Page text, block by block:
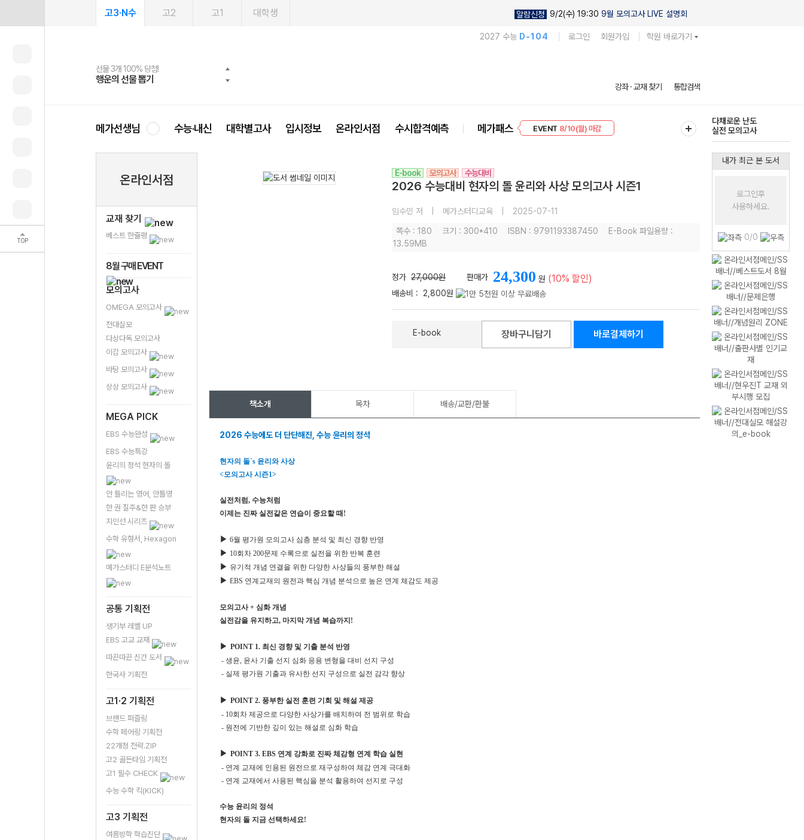
TOP
고3·N수 고2 고1 대학생 알람신청 9/2(수) 19:30 9월 모의고사 LIVE 설명회
2027 수능 D-104 로그인 회원가입 학원 바로가기
선물 3개 100% 당첨!
행운의 선물 뽑기
선물 100% 증정!
메가스터디 X 올리브
여름방학 스터디 캐시백
메가런 썸머스쿨
2027 러셀 단과
강사 공개선발
스마트러닝앱
설문 EVENT
메가패스
3일 무료 체험권
메가패스 수강생 무료혜택!
메가클럽 멤버십
사회공헌 캠페인
희망이룸 메가나눔
강좌 · 교재 찾기 통합검색
메가선생님 수능·내신 대학별고사 입시정보 온라인서점 수시합격예측 메가패스
EVENT 8/10(월) 마감
다채로운 난도
실전 모의고사
온라인서점
교재 찾기
베스트 한줄평
8월 구매 EVENT
모의고사
OMEGA 모의고사
전대실모
다상다독 모의고사
이감 모의고사
바탕 모의고사
상상 모의고사
MEGA PICK
EBS 수능완성
EBS 수능특강
윤리의 정석 현자의 돌
안 틀리는 영어, 안틀영
한 권 질주&한 판 승부
지인선 시리즈
수학 유형서, Hexagon
메가스터디 E분석노트
공통 기획전
생기부 레벨 UP
EBS 고교 교재
따끈따끈 신간 도서
한국사 기획전
고1·2 기획전
브랜드 퍼즐링
수학 페어링 기획전
22개정 전략.ZIP
고2 골든타임 기획전
고1 필수 CHECK
수능 수학 킥(KICK)
고3 기획전
여름방학 학습진단
E-book 모의고사 수능대비
2026 수능대비 현자의 돌 윤리와 사상 모의고사 시즌1
임수민 저 메가스터디교육 2025-07-11
쪽수 : 180 크기 : 300*410 ISBN : 9791193387450
E-Book 파일용량 :
13.59MB
정가 27,000원 판매가 24,300 원 (10% 할인)
배송비 : 2,800원
E-book 장바구니담기 바로결제하기
책소개 목차 배송/교환/환불
2026 수능에도 더 단단해진, 수능 윤리의 정석
현자의 돌`s 윤리와 사상
<모의고사 시즌1>
실전처럼, 수능처럼
이제는 진짜 실전같은 연습이 중요할 때!
▶ 6월 평가원 모의고사 심층 분석 및 최신 경향 반영
▶ 10회차 200문제 수록으로 실전을 위한 반복 훈련
▶ 유기적 개념 연결을 위한 다양한 사상들의 풍부한 해설
▶ EBS 연계교재의 원전과 핵심 개념 분석으로 높은 연계 체감도 제공
모의고사 + 심화 개념
실전감을 유지하고, 마지막 개념 복습까지!
▶ POINT 1. 최신 경향 및 기출 분석 반영
- 생윤, 윤사 기출 선지 심화 응용 변형을 대비 선지 구성
- 실제 평가원 기출과 유사한 선지 구성으로 실전 감각 향상
▶ POINT 2. 풍부한 실전 훈련 기회 및 해설 제공
- 10회차 제공으로 다양한 사상가를 배치하여 전 범위로 학습
- 원전에 기반한 깊이 있는 해설로 심화 학습
▶ POINT 3. EBS 연계 강화로 진짜 체감형 연계 학습 실현
- 연계 교재에 인용된 원전으로 재구성하여 체감 연계 극대화
- 연계 교재에서 사용된 핵심을 분석 활용하여 선지로 구성
수능 윤리의 정석
현자의 돌 지금 선택하세요!
내가 최근 본 도서
로그인후
사용하세요.
0/0